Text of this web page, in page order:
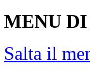
MENU
Salta il